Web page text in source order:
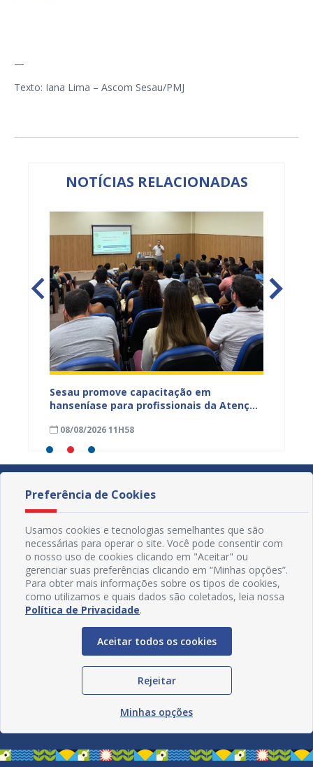
—
Texto: Iana Lima – Ascom Sesau/PMJ
NOTÍCIAS RELACIONADAS
Sesau promove capacitação em
hanseníase para profissionais da Atenção
08/08/2026 11H58
Redes Sociais
Preferência de Cookies
Usamos cookies e tecnologias semelhantes que são
necessárias para operar o site. Você pode consentir com
o nosso uso de cookies clicando em "Aceitar" ou
gerenciar suas preferências clicando em “Minhas opções”.
Para obter mais informações sobre os tipos de cookies,
como utilizamos e quais dados são coletados, leia nossa
Política de Privacidade.
Aceitar todos os cookies
Rejeitar
Minhas opções